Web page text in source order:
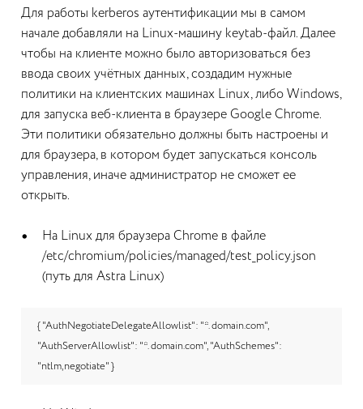
Для работы kerberos аутентификации мы в самом
начале добавляли на Linux-машину keytab-файл. Далее
чтобы на клиенте можно было авторизоваться без
ввода своих учётных данных, создадим нужные
политики на клиентских машинах Linux, либо Windows,
для запуска веб-клиента в браузере Google Chrome.
Эти политики обязательно должны быть настроены и
для браузера, в котором будет запускаться консоль
управления, иначе администратор не сможет ее
открыть.
На Linux для браузера Chrome в файле
/etc/chromium/policies/managed/test_policy.json
(путь для Astra Linux)
{ "AuthNegotiateDelegateAllowlist": "*. domain.com",
"AuthServerAllowlist": "*. domain.com", "AuthSchemes":
"ntlm,negotiate" }